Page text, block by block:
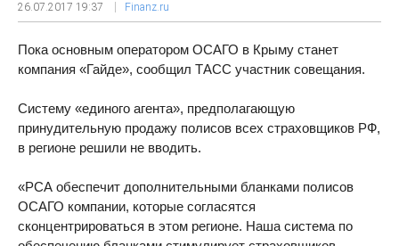
26.07.2017 19:37 Finanz.ru
Пока основным оператором ОСАГО в Крыму станет
компания «Гайде», сообщил ТАСС участник совещания.
Систему «единого агента», предполагающую
принудительную продажу полисов всех страховщиков РФ,
в регионе решили не вводить.
«РСА обеспечит дополнительными бланками полисов
ОСАГО компании, которые согласятся
сконцентрироваться в этом регионе. Наша система по